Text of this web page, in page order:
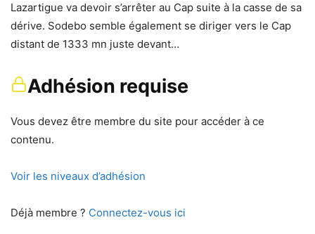
Lazartigue va devoir s’arrêter au Cap suite à la casse de sa
dérive. Sodebo semble également se diriger vers le Cap
distant de 1333 mn juste devant…
Adhésion requise
Vous devez être membre du site pour accéder à ce
contenu.
Voir les niveaux d’adhésion
Déjà membre ? Connectez-vous ici